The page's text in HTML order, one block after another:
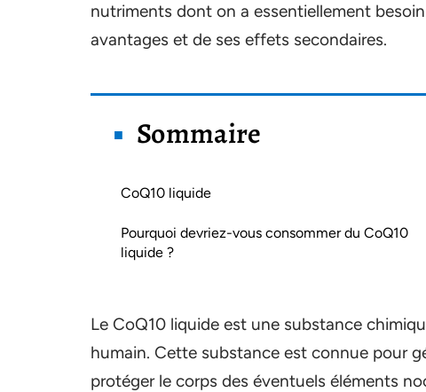
nutriments dont on a essentiellement
avantages et de ses effets secondaires.
Sommaire
CoQ10 liquide
Pourquoi devriez-vous consommer du CoQ10
liquide ?
Le CoQ10 liquide est une substance
humain. Cette substance est connue pour
protéger le corps des éventuels éléments